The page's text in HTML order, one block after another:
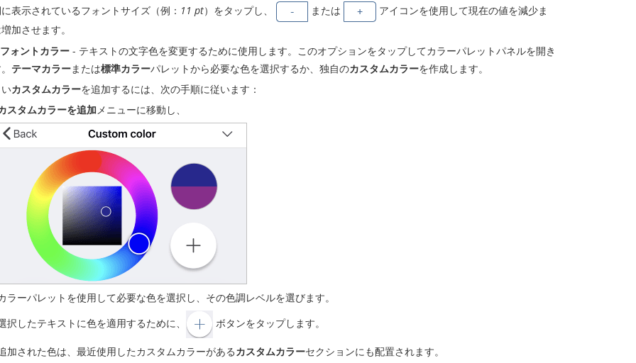
表示されているフォントサイズ（例： 11 pt）をタップし、 または
アイコンを使用して現在の値を減少ま
加させます。
フォントカラー - テキストの文字色を変更するために使用します。このオプションをタップしてカラーパレットパネルを開き
テーマカラーまたは標準カラーパレットから必要な色を選択するか、独自のカスタムカラーを作成します。
カスタムカラーを追加するには、次の手順に従います：
スタムカラーを追加メニューに移動し、
ラーパレットを使用して必要な色を選択し、その色調レベルを選びます。
択したテキストに色を適用するために、
ボタンをタップします。
加された色は、最近使用したカスタムカラーがあるカスタムカラーセクションにも配置されます。